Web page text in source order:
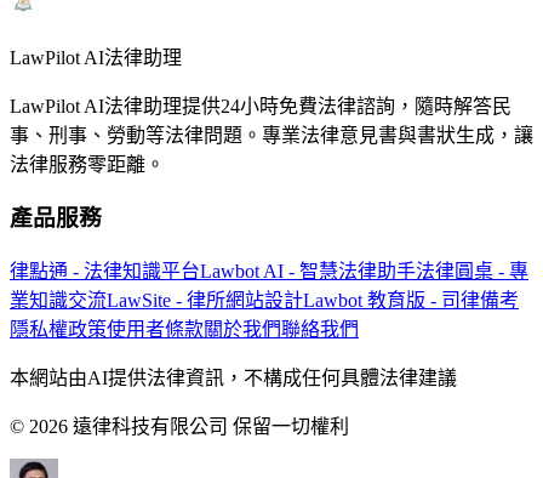
LawPilot AI法律助理
LawPilot AI法律助理提供24小時免費法律諮詢，隨時解答民
事、刑事、勞動等法律問題。專業法律意見書與書狀生成，讓
法律服務零距離。
產品服務
律點通 - 法律知識平台Lawbot AI - 智慧法律助手法律圓桌 - 專
業知識交流LawSite - 律所網站設計Lawbot 教育版 - 司律備考
隱私權政策使用者條款關於我們聯絡我們
本網站由AI提供法律資訊，不構成任何具體法律建議
© 2026 遠律科技有限公司 保留一切權利